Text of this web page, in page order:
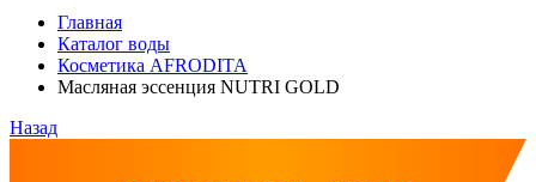
Главная
Каталог воды
Косметика AFRODITA
Масляная эссенция NUTRI GOLD
Назад